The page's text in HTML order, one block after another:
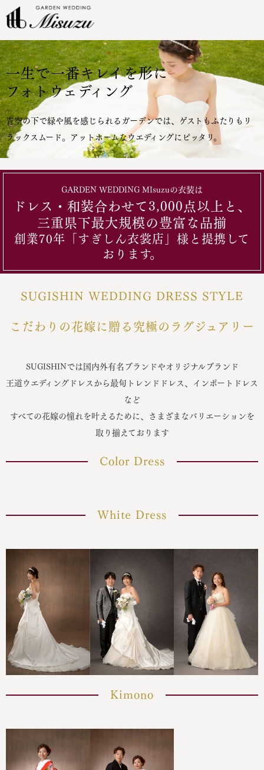
一生で一番キレイを形に
フォトウェディング
青空の下で緑や風を感じられるガーデンでは、ゲストもふたりもリ
ラックスムード。アットホームなウエディングにピッタリ。
GARDEN WEDDING MIsuzuの衣装は
ドレス・和装合わせて3,000点以上と、
三重県下最大規模の豊富な品揃
創業70年「すぎしん衣裳店」様と提携して
おります。
SUGISHIN WEDDING DRESS STYLE
こだわりの花嫁に贈る究極のラグジュアリー
SUGISHINでは国内外有名ブランドやオリジナルブランド
王道ウエディングドレスから最旬トレンドドレス、インポートドレス
など
すべての花嫁の憧れを叶えるために、さまざまなバリエーションを
取り揃えております
Color Dress
White Dress
Kimono